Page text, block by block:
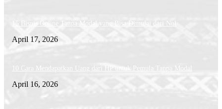
15 Bisnis Online Tanpa Modal yang Bisa Dimulai dari Nol
April 17, 2026
10 Cara Mendapatkan Uang dari HP untuk Pemula Tanpa Modal
April 16, 2026